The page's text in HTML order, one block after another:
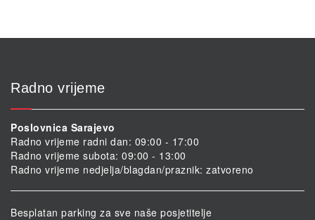
Radno vrijeme
Poslovnica Sarajevo
Radno vrijeme radni dan: 09:00 - 17:00
Radno vrijeme subota: 09:00 - 13:00
Radno vrijeme nedjelja/blagdan/praznik: zatvoreno
Besplatan parking za sve naše posjetitelje